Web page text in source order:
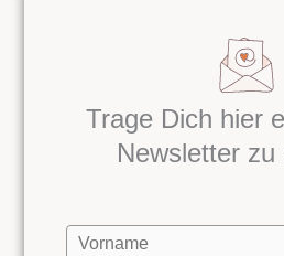
Trage Dich hier
Newsletter zu